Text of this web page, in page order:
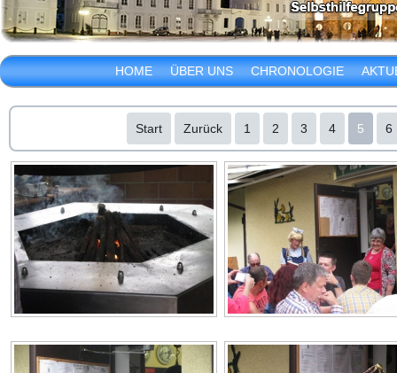
HOME ÜBER UNS CHRONOLOGIE
Start Zurück 1 2 3 4 5 6